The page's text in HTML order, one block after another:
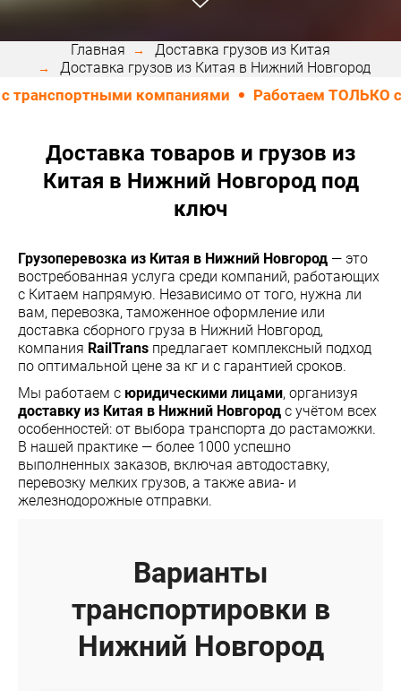
Главная
Доставка грузов из Китая
Доставка грузов из Китая в Нижний Новгород
компаниями Работаем ТОЛЬКО с
Доставка товаров и грузов из
Китая в Нижний Новгород под
ключ
Грузоперевозка из Китая в Нижний Новгород — это
востребованная услуга среди компаний, работающих
с Китаем напрямую. Независимо от того, нужна ли
вам, перевозка, таможенное оформление или
доставка сборного груза в Нижний Новгород,
компания RailTrans предлагает комплексный подход
по оптимальной цене за кг и с гарантией сроков.
Мы работаем с юридическими лицами, организуя
доставку из Китая в Нижний Новгород с учётом всех
особенностей: от выбора транспорта до растаможки.
В нашей практике — более 1000 успешно
выполненных заказов, включая автодоставку,
перевозку мелких грузов, а также авиа- и
железнодорожные отправки.
Варианты
транспортировки в
Нижний Новгород